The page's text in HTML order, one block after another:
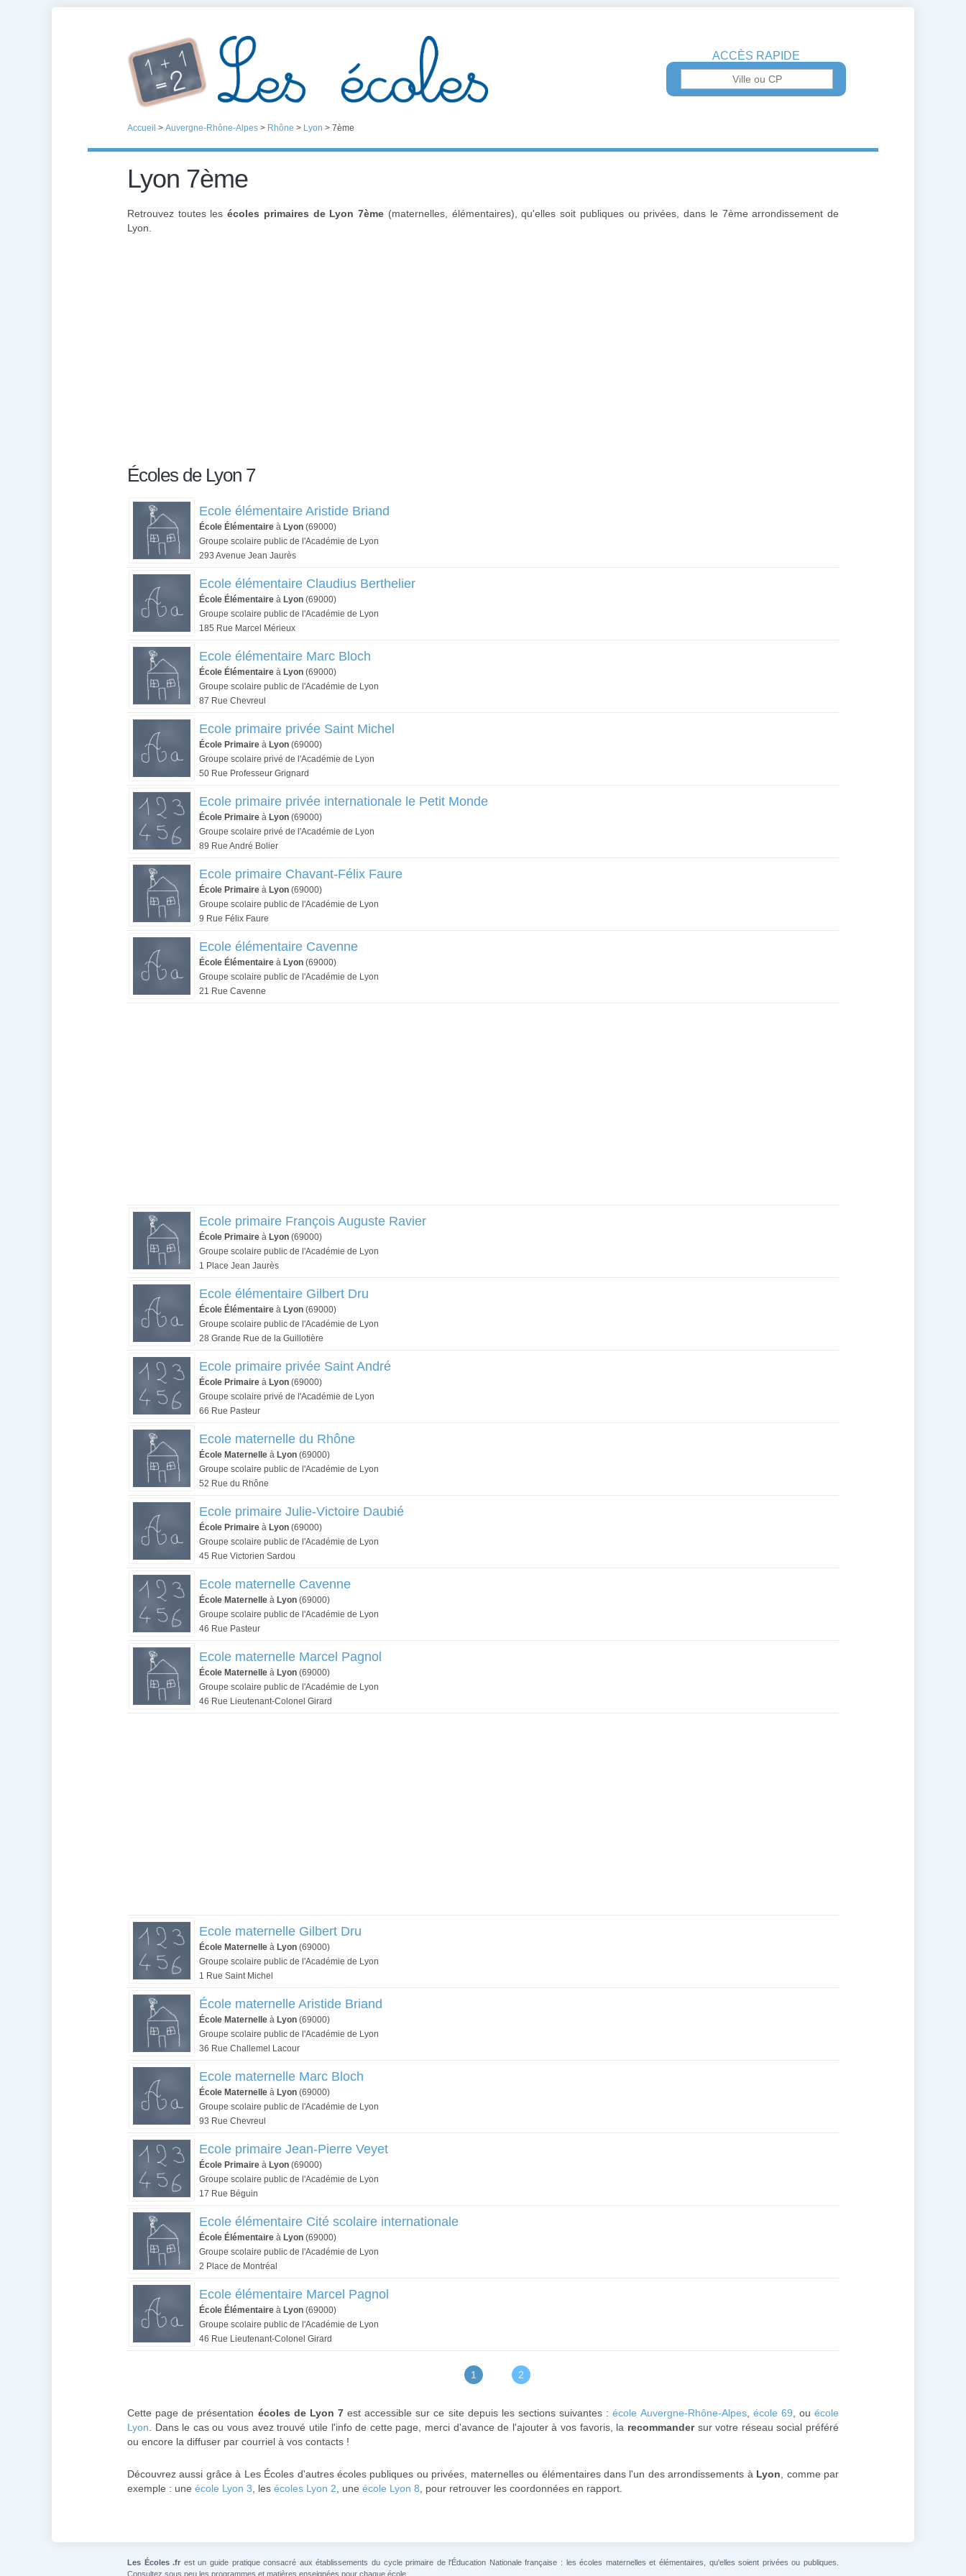
ACCÈS RAPIDE
Accueil > Auvergne-Rhône-Alpes > Rhône > Lyon > 7ème
Lyon 7ème
Retrouvez toutes lesécoles primaires de Lyon 7ème (maternelles, élémentaires), qu'elles soit publiques ou privées, dans le 7ème arrondissement de
Lyon.
Écoles de Lyon 7
Ecole élémentaire Aristide Briand
École Élémentaire à Lyon (69000)
Groupe scolaire public de l'Académie de Lyon
293 Avenue Jean Jaurès
Ecole élémentaire Claudius Berthelier
École Élémentaire à Lyon (69000)
Groupe scolaire public de l'Académie de Lyon
185 Rue Marcel Mérieux
Ecole élémentaire Marc Bloch
École Élémentaire à Lyon (69000)
Groupe scolaire public de l'Académie de Lyon
87 Rue Chevreul
Ecole primaire privée Saint Michel
École Primaire à Lyon (69000)
Groupe scolaire privé de l'Académie de Lyon
50 Rue Professeur Grignard
Ecole primaire privée internationale le Petit Monde
École Primaire à Lyon (69000)
Groupe scolaire privé de l'Académie de Lyon
89 Rue André Bolier
Ecole primaire Chavant-Félix Faure
École Primaire à Lyon (69000)
Groupe scolaire public de l'Académie de Lyon
9 Rue Félix Faure
Ecole élémentaire Cavenne
École Élémentaire à Lyon (69000)
Groupe scolaire public de l'Académie de Lyon
21 Rue Cavenne
Ecole primaire François Auguste Ravier
École Primaire à Lyon (69000)
Groupe scolaire public de l'Académie de Lyon
1 Place Jean Jaurès
Ecole élémentaire Gilbert Dru
École Élémentaire à Lyon (69000)
Groupe scolaire public de l'Académie de Lyon
28 Grande Rue de la Guillotière
Ecole primaire privée Saint André
École Primaire à Lyon (69000)
Groupe scolaire privé de l'Académie de Lyon
66 Rue Pasteur
Ecole maternelle du Rhône
École Maternelle à Lyon (69000)
Groupe scolaire public de l'Académie de Lyon
52 Rue du Rhône
Ecole primaire Julie-Victoire Daubié
École Primaire à Lyon (69000)
Groupe scolaire public de l'Académie de Lyon
45 Rue Victorien Sardou
Ecole maternelle Cavenne
École Maternelle à Lyon (69000)
Groupe scolaire public de l'Académie de Lyon
46 Rue Pasteur
Ecole maternelle Marcel Pagnol
École Maternelle à Lyon (69000)
Groupe scolaire public de l'Académie de Lyon
46 Rue Lieutenant-Colonel Girard
Ecole maternelle Gilbert Dru
École Maternelle à Lyon (69000)
Groupe scolaire public de l'Académie de Lyon
1 Rue Saint Michel
École maternelle Aristide Briand
École Maternelle à Lyon (69000)
Groupe scolaire public de l'Académie de Lyon
36 Rue Challemel Lacour
Ecole maternelle Marc Bloch
École Maternelle à Lyon (69000)
Groupe scolaire public de l'Académie de Lyon
93 Rue Chevreul
Ecole primaire Jean-Pierre Veyet
École Primaire à Lyon (69000)
Groupe scolaire public de l'Académie de Lyon
17 Rue Béguin
Ecole élémentaire Cité scolaire internationale
École Élémentaire à Lyon (69000)
Groupe scolaire public de l'Académie de Lyon
2 Place de Montréal
Ecole élémentaire Marcel Pagnol
École Élémentaire à Lyon (69000)
Groupe scolaire public de l'Académie de Lyon
46 Rue Lieutenant-Colonel Girard
1 2
Cette page de présentation écoles de Lyon 7est accessible sur ce site depuis les sections suivantes :école Auvergne-Rhône-Alpes, école 69 , ouécole
Lyon . Dans le cas ou vous avez trouvé utile l'info de cette page, merci d'avance de l'ajouter à vos favoris, la recommandersur votre réseau social préféré
ou encore la diffuser par courriel à vos contacts !
Découvrez aussi grâce à Les Écoles d'autres écoles publiques ou privées, maternelles ou élémentaires dans l'un des arrondissements à Lyon , comme par
exemple : une école Lyon 3 , les écoles Lyon 2 , une école Lyon 8 , pour retrouver les coordonnées en rapport.
Les Écoles .fr est un guide pratique consacré aux établissements du cycle primaire de l'Éducation Nationale française : les écoles maternelles et élémentaires, qu'elles soient privées ou publiques.
Consultez sous peu les programmes et matières enseignées pour chaque école.